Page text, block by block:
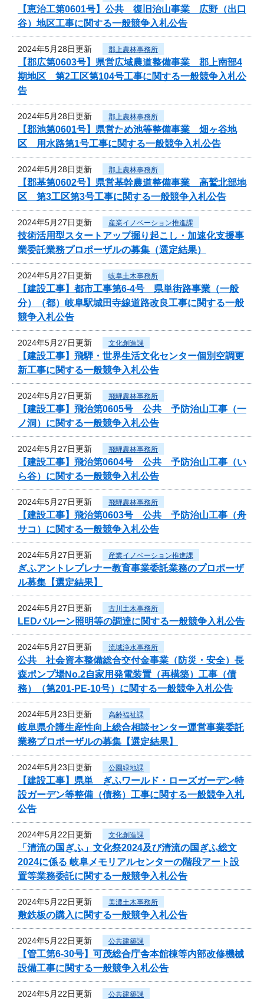
【恵治工第0601号】公共 復旧治山事業 広野（出口
谷）地区工事に関する一般競争入札公告
2024年5月28日更新 郡上農林事務所
【郡広第0603号】県営広域農道整備事業 郡上南部4
期地区 第2工区第104号工事に関する一般競争入札公
告
2024年5月28日更新 郡上農林事務所
【郡池第0601号】県営ため池等整備事業 畑ヶ谷地
区 用水路第1号工事に関する一般競争入札公告
2024年5月28日更新 郡上農林事務所
【郡基第0602号】県営基幹農道整備事業 高鷲北部地
区 第3工区第3号工事に関する一般競争入札公告
2024年5月27日更新 産業イノベーション推進課
技術活用型スタートアップ掘り起こし・加速化支援事
業委託業務プロポーザルの募集（選定結果）
2024年5月27日更新 岐阜土木事務所
【建設工事】都市工事第6-4号 県単街路事業（一般
分）（都）岐阜駅城田寺線道路改良工事に関する一般
競争入札公告
2024年5月27日更新 文化創造課
【建設工事】飛騨・世界生活文化センター個別空調更
新工事に関する一般競争入札公告
2024年5月27日更新 飛騨農林事務所
【建設工事】飛治第0605号 公共 予防治山工事（一
ノ洞）に関する一般競争入札公告
2024年5月27日更新 飛騨農林事務所
【建設工事】飛治第0604号 公共 予防治山工事（い
ら谷）に関する一般競争入札公告
2024年5月27日更新 飛騨農林事務所
【建設工事】飛治第0603号 公共 予防治山工事（舟
サコ）に関する一般競争入札公告
2024年5月27日更新 産業イノベーション推進課
ぎふアントレプレナー教育事業委託業務のプロポーザ
ル募集【選定結果】
2024年5月27日更新 古川土木事務所
LEDバルーン照明等の調達に関する一般競争入札公告
2024年5月27日更新 流域浄水事務所
公共 社会資本整備総合交付金事業（防災・安全）長
森ポンプ場No.2自家用発電装置（再構築）工事（債
務）（第201-PE-10号）に関する一般競争入札公告
2024年5月23日更新 高齢福祉課
岐阜県介護生産性向上総合相談センター運営事業委託
業務プロポーザルの募集【選定結果】
2024年5月23日更新 公園緑地課
【建設工事】県単 ぎふワールド・ローズガーデン特
設ガーデン等整備（債務）工事に関する一般競争入札
公告
2024年5月22日更新 文化創造課
「清流の国ぎふ」文化祭2024及び清流の国ぎふ総文
2024に係る 岐阜メモリアルセンターの階段アート設
置等業務委託に関する一般競争入札公告
2024年5月22日更新 美濃土木事務所
敷鉄板の購入に関する一般競争入札公告
2024年5月22日更新 公共建築課
【管工第6-30号】可茂総合庁舎本館棟等内部改修機械
設備工事に関する一般競争入札公告
2024年5月22日更新 公共建築課